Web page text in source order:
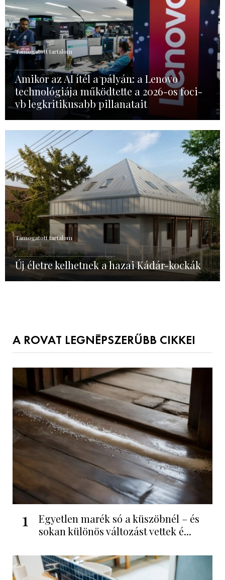
Támogatott tartalom
Amikor az AI ítél a pályán: a Lenovo
technológiája működtette a 2026-os foci-
vb legkritikusabb pillanatait
Támogatott tartalom
Új életre kelhetnek a hazai Kádár-kockák
A ROVAT LEGNÉPSZERŰBB CIKKEI
1
Egyetlen marék só a küszöbnél – és
sokan különös változást vettek é...